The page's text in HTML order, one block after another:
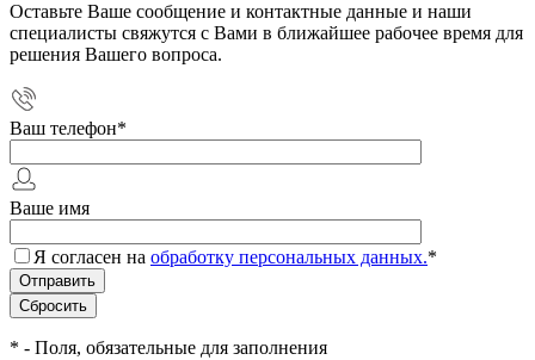
Оставьте Ваше сообщение и контактные данные и наши
специалисты свяжутся с Вами в ближайшее рабочее время для
решения Вашего вопроса.
Ваш телефон*
Ваше имя
Я согласен на обработку персональных данных.*
* - Поля, обязательные для заполнения